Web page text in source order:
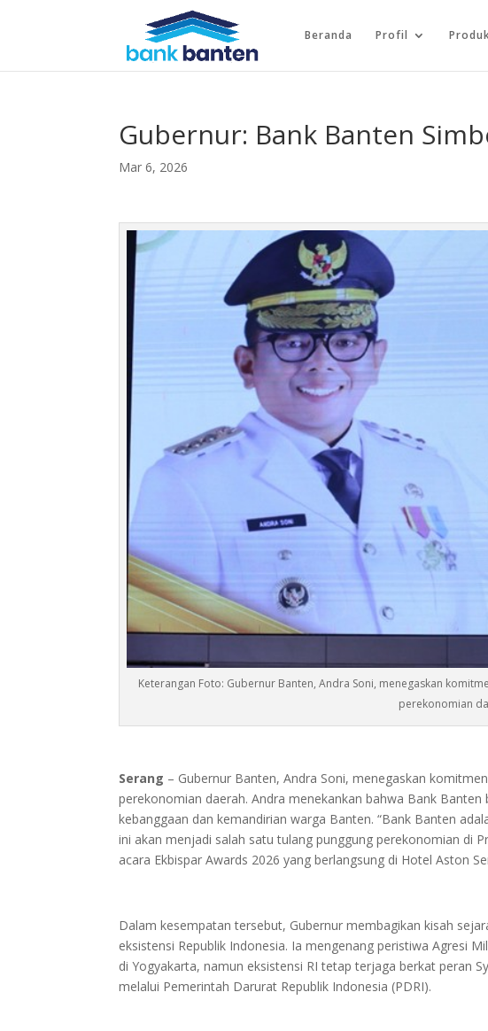
Beranda Profil
Gubernur: Bank Banten
Mar 6, 2026
Keterangan Foto: Gubernur Banten, Andra Soni, menegaskan
perekonomian
Serang – Gubernur Banten, Andra Soni, menegaskan
perekonomian daerah. Andra menekankan bahwa Bank
kebanggaan dan kemandirian warga Banten. “Bank Banten
ini akan menjadi salah satu tulang punggung perekonomian di
acara Ekbispar Awards 2026 yang berlangsung di Hotel Aston
Dalam kesempatan tersebut, Gubernur membagikan kisah
eksistensi Republik Indonesia. Ia mengenang peristiwa Agresi
di Yogyakarta, namun eksistensi RI tetap terjaga berkat peran
melalui Pemerintah Darurat Republik Indonesia (PDRI).